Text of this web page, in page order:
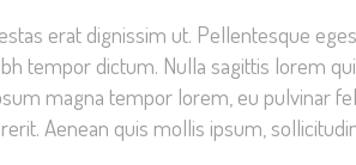
erat dignissim ut. Pellentesque
tempor dictum. Nulla sagittis lorem
magna tempor lorem, eu pulvinar
Aenean quis mollis ipsum,